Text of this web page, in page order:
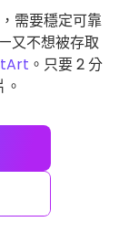
需要穩定可靠
又不想被存取
。只要 2 分